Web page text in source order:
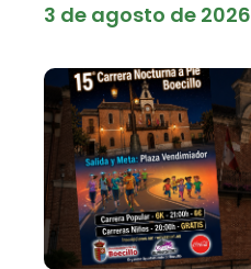
3 de agosto de 2026